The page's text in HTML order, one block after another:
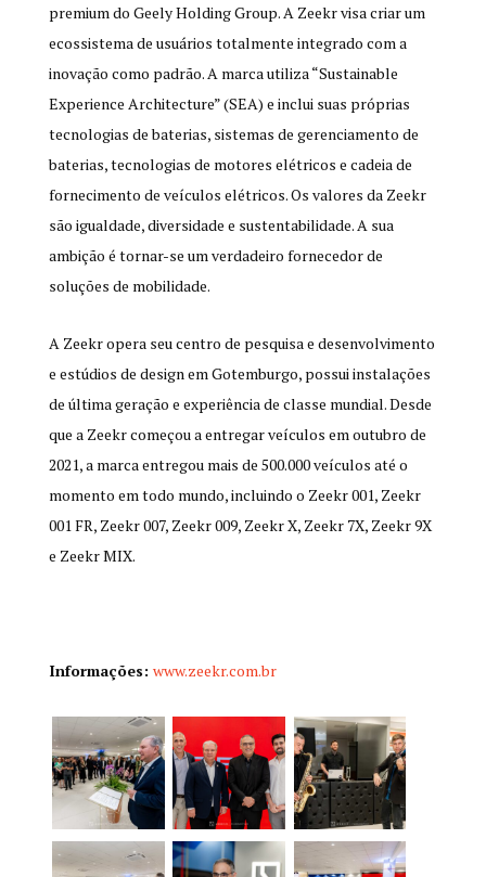
premium do Geely Holding Group. A Zeekr visa criar um
ecossistema de usuários totalmente integrado com a
inovação como padrão. A marca utiliza “Sustainable
Experience Architecture” (SEA) e inclui suas próprias
tecnologias de baterias, sistemas de gerenciamento de
baterias, tecnologias de motores elétricos e cadeia de
fornecimento de veículos elétricos. Os valores da Zeekr
são igualdade, diversidade e sustentabilidade. A sua
ambição é tornar-se um verdadeiro fornecedor de
soluções de mobilidade.
A Zeekr opera seu centro de pesquisa e desenvolvimento
e estúdios de design em Gotemburgo, possui instalações
de última geração e experiência de classe mundial. Desde
que a Zeekr começou a entregar veículos em outubro de
2021, a marca entregou mais de 500.000 veículos até o
momento em todo mundo, incluindo o Zeekr 001, Zeekr
001 FR, Zeekr 007, Zeekr 009, Zeekr X, Zeekr 7X, Zeekr 9X
e Zeekr MIX.
Informações: www.zeekr.com.br